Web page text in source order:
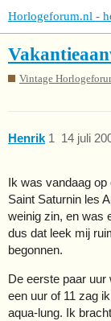
Horlogeforum.nl -
Vintage
Henrik 14 juli
1
Ik was vandaag
Saint Saturnin les
weinig zin, en was
dus dat leek mij
begonnen.
De eerste paar
een uur of 11 zag
aqua-lung. Ik